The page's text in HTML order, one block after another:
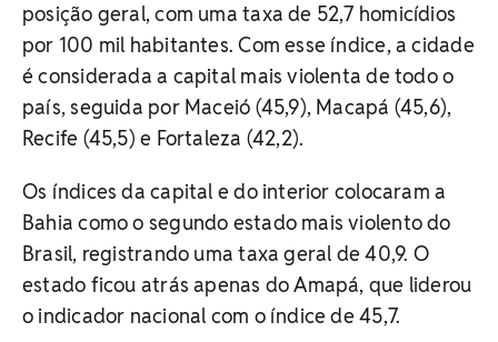
posição geral, com uma taxa de 52,7 homicídios
por 100 mil habitantes. Com esse índice, a cidade
é considerada a capital mais violenta de todo o
país, seguida por Maceió (45,9), Macapá (45,6),
Recife (45,5) e Fortaleza (42,2).
Os índices da capital e do interior colocaram a
Bahia como o segundo estado mais violento do
Brasil, registrando uma taxa geral de 40,9. O
estado ficou atrás apenas do Amapá, que liderou
o indicador nacional com o índice de 45,7.